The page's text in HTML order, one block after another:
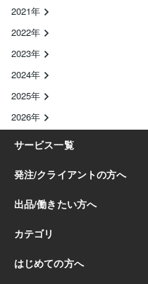
2021年
2022年
2023年
2024年
2025年
2026年